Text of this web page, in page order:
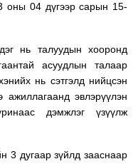
оны 04 дүгээр сарын 15-
нь талуудын хооронд
асуудлын талаар
нь сэтгэлд нийцсэн
эвлэрүүлэн
дэмжлэг үзүүлж
3 дугаар зүйлд зааснаар